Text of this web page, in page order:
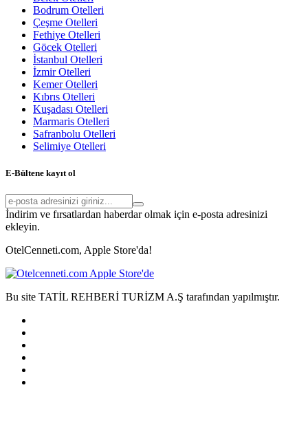
Bodrum Otelleri
Çeşme Otelleri
Fethiye Otelleri
Göcek Otelleri
İstanbul Otelleri
İzmir Otelleri
Kemer Otelleri
Kıbrıs Otelleri
Kuşadası Otelleri
Marmaris Otelleri
Safranbolu Otelleri
Selimiye Otelleri
E-Bültene kayıt ol
İndirim ve fırsatlardan haberdar olmak için e-posta adresinizi
ekleyin.
OtelCenneti.com, Apple Store'da!
Bu site TATİL REHBERİ TURİZM A.Ş tarafından yapılmıştır.